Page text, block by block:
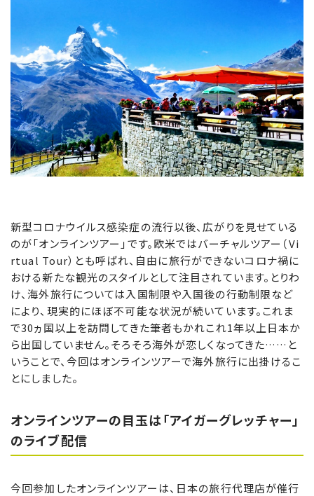
新型コロナウイルス感染症の流行以後、広がりを見せている
のが「オンラインツアー」です。欧米ではバーチャルツアー（Vi
rtual Tour）とも呼ばれ、自由に旅行ができないコロナ禍に
おける新たな観光のスタイルとして注目されています。とりわ
け、海外旅行については入国制限や入国後の行動制限など
により、現実的にほぼ不可能な状況が続いています。これま
で30ヵ国以上を訪問してきた筆者もかれこれ1年以上日本か
ら出国していません。そろそろ海外が恋しくなってきた……と
いうことで、今回はオンラインツアーで海外旅行に出掛けるこ
とにしました。
オンラインツアーの目玉は「アイガーグレッチャー」
のライブ配信
今回参加したオンラインツアーは、日本の旅行代理店が催行